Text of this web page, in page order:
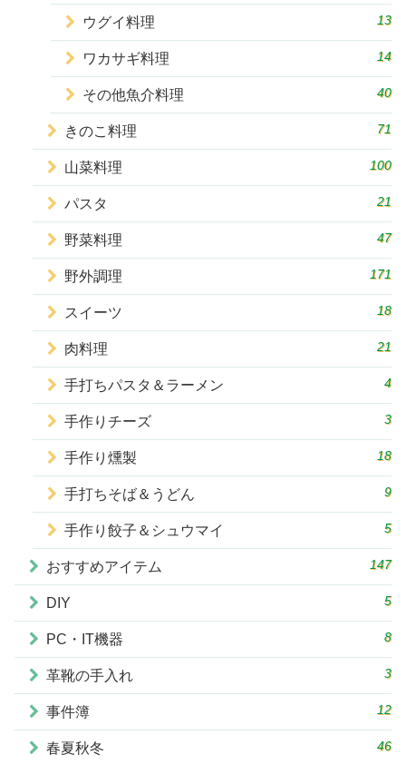
ウグイ料理 13
ワカサギ料理 14
その他魚介料理 40
きのこ料理 71
山菜料理 100
パスタ 21
野菜料理 47
野外調理 171
スイーツ 18
肉料理 21
手打ちパスタ＆ラーメン 4
手作りチーズ 3
手作り燻製 18
手打ちそば＆うどん 9
手作り餃子＆シュウマイ 5
おすすめアイテム 147
DIY 5
PC・IT機器 8
革靴の手入れ 3
事件簿 12
春夏秋冬 46